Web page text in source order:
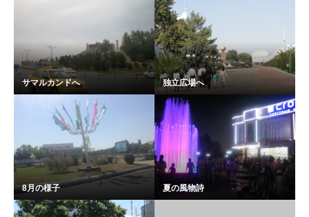
サマルカンドへ 独立広場へ
8月の様子 夏の風物詩